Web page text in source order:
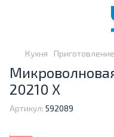
Кухня
20210 X
Артикул: 592089